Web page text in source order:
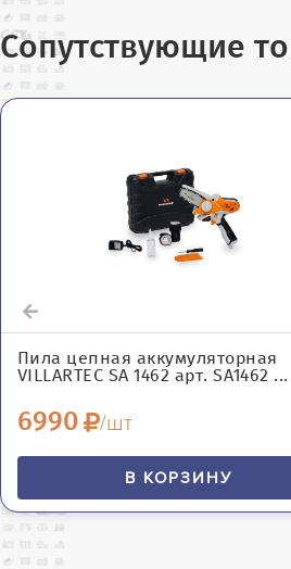
Сопутствующие
Пила цепная аккумуляторная
VILLARTEC SA 1462 арт. SA1462 ...
6990 /шт
В КОРЗИНУ